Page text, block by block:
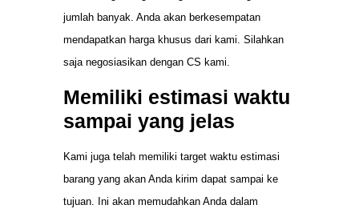
jumlah banyak. Anda akan berkesempatan
mendapatkan harga khusus dari kami. Silahkan
saja negosiasikan dengan CS kami.
Memiliki estimasi waktu
sampai yang jelas
Kami juga telah memiliki target waktu estimasi
barang yang akan Anda kirim dapat sampai ke
tujuan. Ini akan memudahkan Anda dalam